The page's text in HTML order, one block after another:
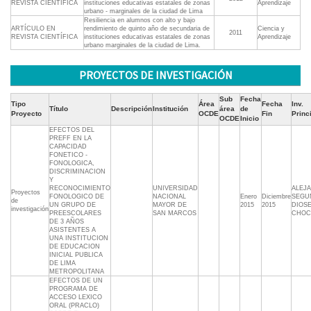
REVISTA CIENTÍFICA
instituciones educativas estatales de zonas
urbano - marginales de la ciudad de Lima
Aprendizaje
ARTÍCULO EN
REVISTA CIENTÍFICA
Resiliencia en alumnos con alto y bajo
rendimiento de quinto año de secundaria de
instituciones educativas estatales de zonas
urbano marginales de la ciudad de Lima.
2011
Ciencia y
Aprendizaje
PROYECTOS DE INVESTIGACIÓN
Tipo
Proyecto
Título DescripciónInstitución
Área
OCDE
Sub
área
OCDE
Fecha
de
Inicio
Fecha
Fin
Inv.
Proyectos
de
investigación
EFECTOS DEL
PREFF EN LA
CAPACIDAD
FONETICO -
FONOLOGICA,
DISCRIMINACION
Y
RECONOCIMIENTO
FONOLOGICO DE
UN GRUPO DE
PREESCOLARES
DE 3 AÑOS
ASISTENTES A
UNA INSTITUCION
DE EDUCACION
INICIAL PUBLICA
DE LIMA
METROPOLITANA
UNIVERSIDAD
NACIONAL
MAYOR DE
SAN MARCOS
Enero
2015
Diciembre
2015
EFECTOS DE UN
PROGRAMA DE
ACCESO LEXICO
ORAL (PRACLO)